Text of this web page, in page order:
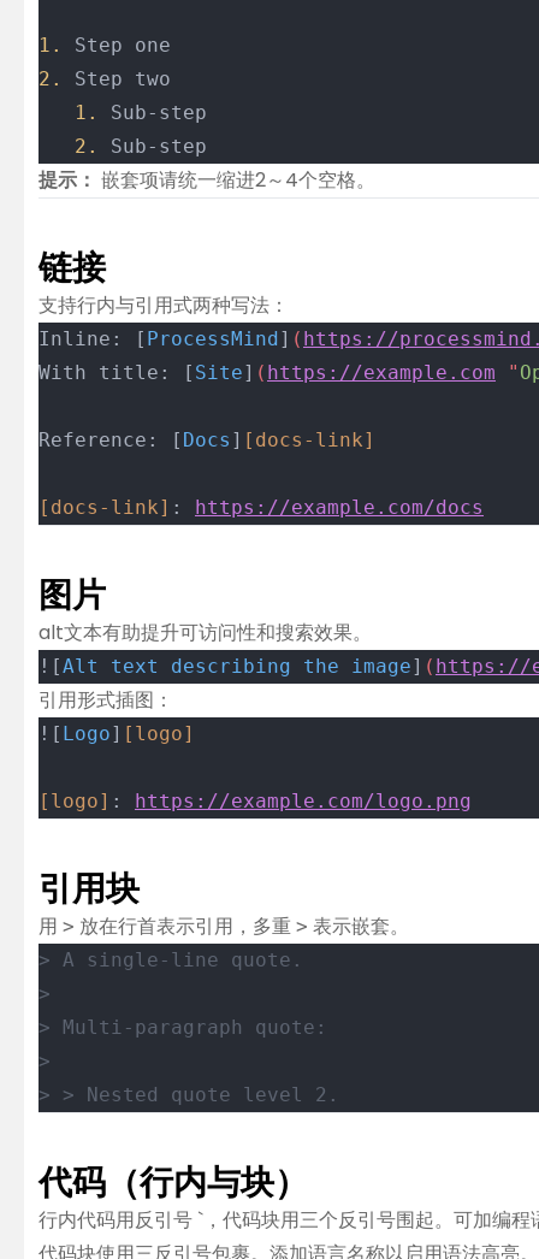
1.
Step one
2.
Step two
   1.
Sub-step
   2.
Sub-step
提示： 嵌套项请统一缩进2～4个空格。
链接
支持行内与引用式两种写法：
Inline: [ ProcessMind] ( https://
With title: [ Site] ( https://example.com "
Reference: [ Docs ] [docs-link]
[docs-link] : https://example.com/docs
图片
alt文本有助提升可访问性和搜索效果。
![Alt text describing the image] ( https://
引用形式插图：
![ Logo] [logo]
[logo] : https://example.com/logo.png
引用块
用 > 放在行首表示引用，多重 > 表示嵌套。
> A single-line quote.
>
> Multi-paragraph quote:
>
> > Nested quote level 2.
代码（行内与块）
行内代码用反引号 `，代码块用三个反引号围起。可加编程